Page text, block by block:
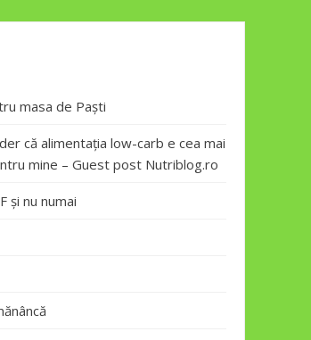
masa de Paști
că alimentația low-carb e cea mai
mine – Guest post Nutriblog.ro
și nu numai